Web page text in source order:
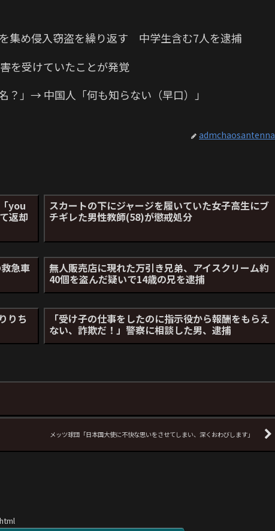
集め侵入窃盗を繰り返す 中学生含む7人を逮捕
を受けていたことが発覚
？」→ 中国人「何も知らない（早口）」
admchaosantenna
you
返却
スカートの下にジャージを履いていた女子高生にブ
チギレた男性教師(58)が懲戒処分
急車 無人販売店に現れた万引き兄弟、アイスクリーム約
40個を盗んだ疑いで14歳の兄を逮捕
りち 「受け子の仕事をしたのに指示役から報酬をもらえ
ない、詐欺だ！」警察に相談した男、逮捕
メッツ球団「日本国大使に不快な思いをさせてしまい、深くおわびします」